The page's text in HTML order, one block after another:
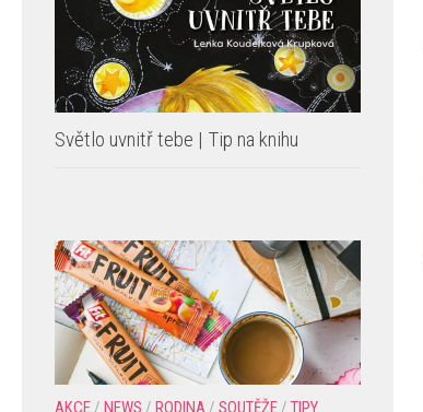
Světlo uvnitř tebe | Tip na knihu
AKCE / NEWS / RODINA / SOUTĚŽE / TIPY